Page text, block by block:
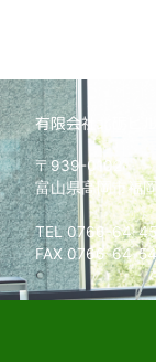
有限会社北砺ビ
〒939-0102
富山県高岡市福
TEL 0766-64-
FAX 0766-64-